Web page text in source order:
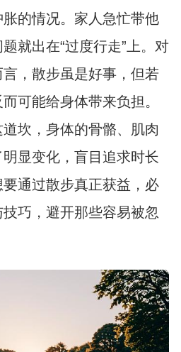
的情况。家人急忙带他
就出在“过度行走”上。对
，散步虽是好事，但若
可能给身体带来负担。
坎，身体的骨骼、肌肉
显变化，盲目追求时长
通过散步真正获益，必
巧，避开那些容易被忽